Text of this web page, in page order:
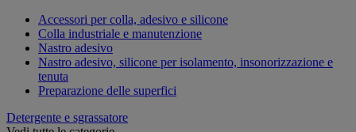
Accessori per colla, adesivo e silicone
Colla industriale e manutenzione
Nastro adesivo
Nastro adesivo, silicone per isolamento, insonorizzazione e
tenuta
Preparazione delle superfici
Detergente e sgrassatore